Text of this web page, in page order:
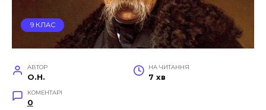
9 КЛАС
АВТОР
O.H.
НА ЧИТАННЯ
7 хв
КОМЕНТАРІ
0